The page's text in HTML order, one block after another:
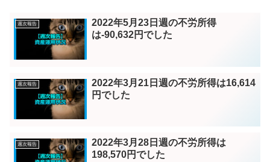
週次報告
2022年5月23日週の不労所得
は-90,632円でした
週次報告
2022年3月21日週の不労所得は16,614
円でした
週次報告
2022年3月28日週の不労所得は
198,570円でした